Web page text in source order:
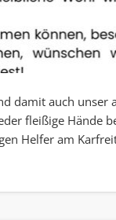
damit auch unser
fleißige Hände
Helfer am